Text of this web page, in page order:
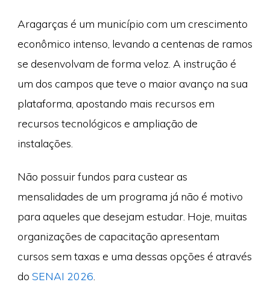
Aragarças é um município com um crescimento
econômico intenso, levando a centenas de ramos
se desenvolvam de forma veloz. A instrução é
um dos campos que teve o maior avanço na sua
plataforma, apostando mais recursos em
recursos tecnológicos e ampliação de
instalações.
Não possuir fundos para custear as
mensalidades de um programa já não é motivo
para aqueles que desejam estudar. Hoje, muitas
organizações de capacitação apresentam
cursos sem taxas e uma dessas opções é através
do SENAI 2026